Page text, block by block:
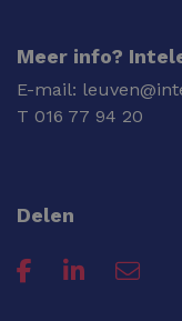
Meer info?
E-mail:
T 016 77 94 20
Delen